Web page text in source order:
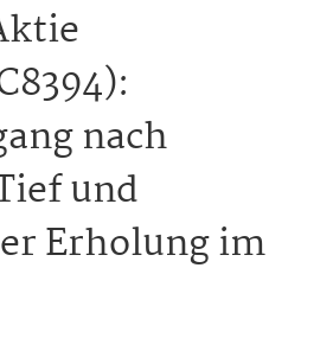
nach
und
Erholung im